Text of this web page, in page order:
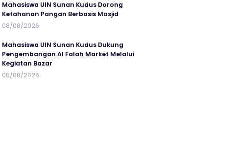
Mahasiswa UIN Sunan Kudus Dorong
Ketahanan Pangan Berbasis Masjid
08/08/2026
Mahasiswa UIN Sunan Kudus Dukung
Pengembangan Al Falah Market Melalui
Kegiatan Bazar
08/08/2026